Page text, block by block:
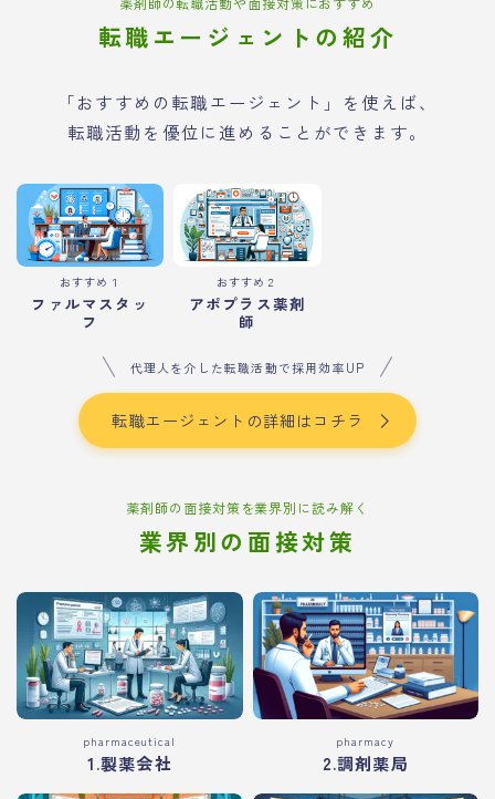
転職エージェントの紹介
「おすすめの転職エージェント」を使えば、
転職活動を優位に進めることができます。
おすすめ１
ファルマスタッ
フ
おすすめ２
アポプラス薬剤
師
代理人を介した転職活動で採用効率UP
転職エージェントの詳細はコチラ
薬剤師の面接対策を業界別に読み解く
業界別の面接対策
pharmaceutical
1.製薬会社
pharmacy
2.調剤薬局